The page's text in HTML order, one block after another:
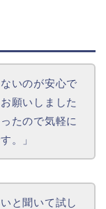
いのが安心で
願いしました
たので気軽に
。」
と聞いて試し